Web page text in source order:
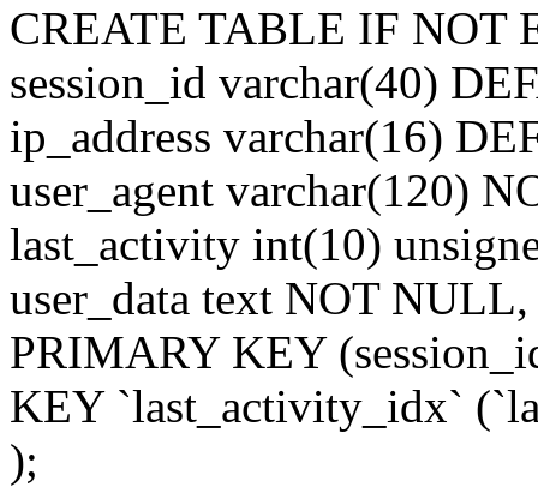
CREATE TABLE IF NOT
session_id varchar(40)
ip_address varchar(16)
user_agent varchar(120)
last_activity int(10)
user_data text NOT NULL,
PRIMARY KEY
KEY `last_activity_idx`
);